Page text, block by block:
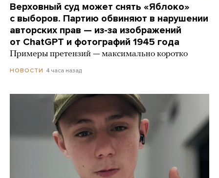
Верховный суд может снять «Яблоко»
с выборов. Партию обвиняют в нарушении
авторских прав — из-за изображений
от ChatGPT и фотографий 1945 года
Примеры претензий — максимально коротко
НОВОСТИ 4 часа назад